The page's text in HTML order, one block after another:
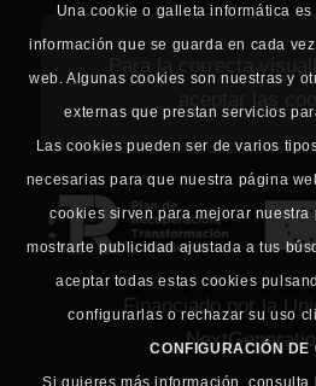
Financiado por la
Una cookie o galleta informática
información que se guarda en cada
web. Algunas cookies son nuestras y
externas que prestan servicios
Las cookies pueden ser de varios
necesarias para que nuestra página
cookies sirven para mejorar
mostrarte publicidad ajustada a tus
aceptar todas estas cookies
configurarlas o rechazar su uso
CONFIGURACIÓN DE
Si quieres más información, consulta